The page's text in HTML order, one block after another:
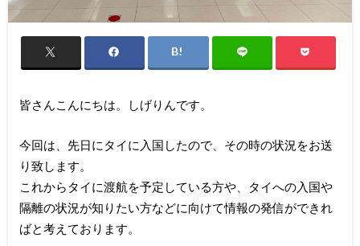
皆さんこんにちは。しげりんです。
今回は、先日にタイに入国したので、その時の状況をお送
り致します。
これからタイに渡航を予定している方や、タイへの入国や
隔離の状況が知りたい方などに向けて情報の発信ができれ
ばと考えております。